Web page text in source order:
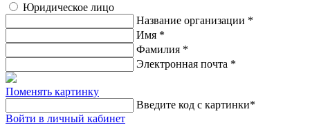
Юридическое лицо
Название организации *
Имя *
Фамилия *
Электронная почта *
Поменять картинку
Введите код с картинки*
Войти в личный кабинет